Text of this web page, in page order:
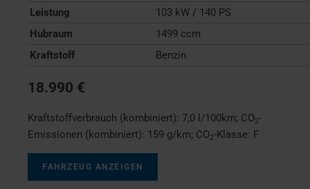
Leistung
103 kW / 140 PS
Hubraum
1499 ccm
Kraftstoff
Benzin
18.990 €
Kraftstoffverbrauch (kombiniert): 7,0 l/100km; CO2-
Emissionen (kombiniert): 159 g/km; CO2-Klasse: F
FAHRZEUG ANZEIGEN